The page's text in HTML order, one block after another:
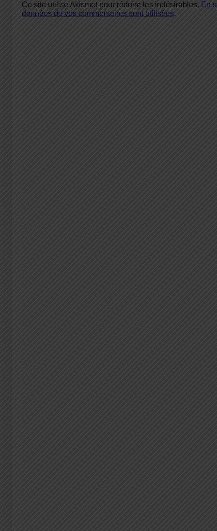
Ce site utilise Akismet pour réduire les indésirables. En
données de vos commentaires sont utilisées.